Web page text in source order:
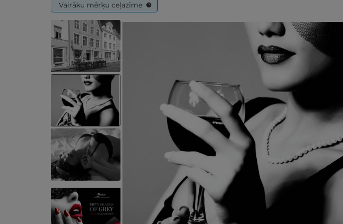
Vairāku mērķu ceļazīme ?
Iepatikās šis piedāvājums?
Līdz brīnišķīgai atpūtai atlikuši tikai daži soļi
PĒRKU